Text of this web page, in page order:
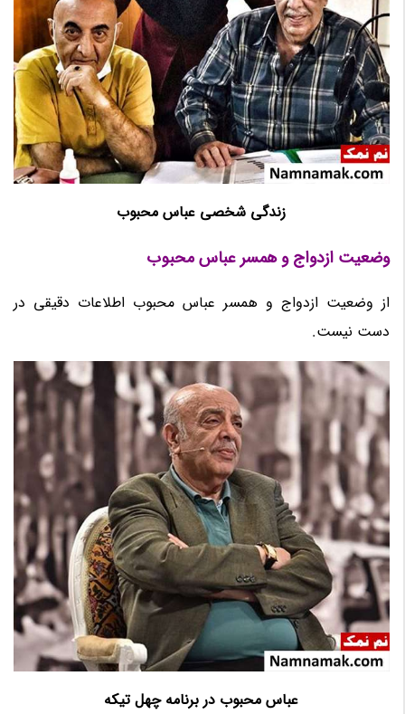
زندگی شخصی عباس محبوب
وضعیت ازدواج و همسر عباس محبوب
از وضعیت ازدواج و همسر عباس محبوب اطلاعات دقیقی در
دست نیست.
عباس محبوب در برنامه چهل تیکه